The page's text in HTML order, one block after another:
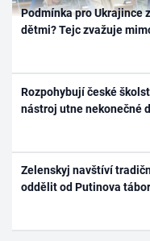
Podmínka pro Ukrajince
dětmi? Tejc zvažuje
Rozpohybují české
nástroj utne nekonečné
Zelenskyj navštíví
oddělit od Putinova